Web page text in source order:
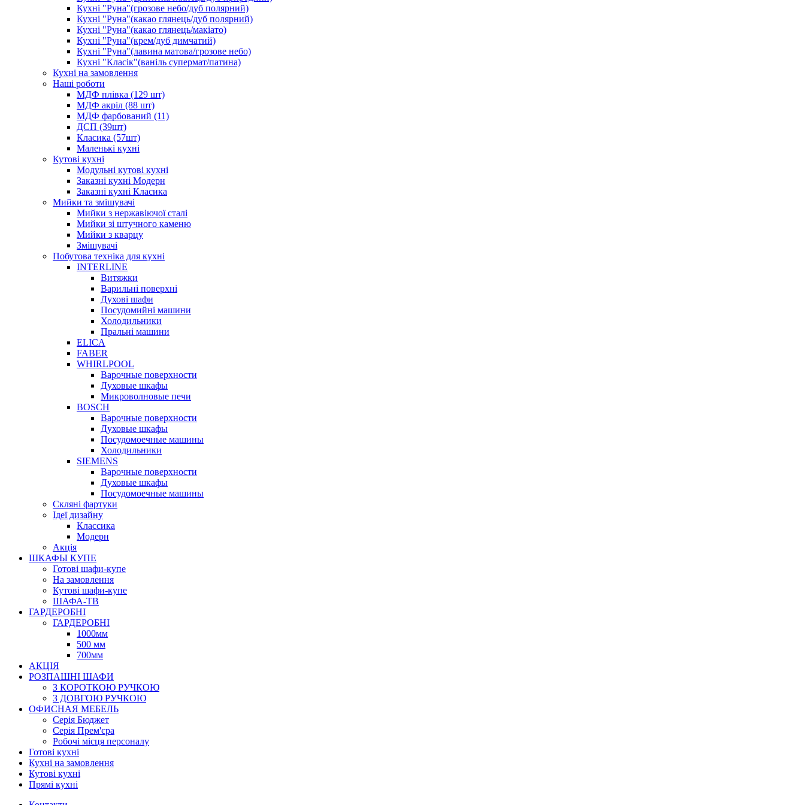
Кухні "Руна"(грозове небо/дуб полярний)
Кухні "Руна"(какао глянець/дуб полярний)
Кухні "Руна"(какао глянець/макіато)
Кухні "Руна"(крем/дуб димчатий)
Кухні "Руна"(лавина матова/грозове небо)
Кухні "Класік"(ваніль супермат/патина)
Кухні на замовлення
Наші роботи
МДФ плівка (129 шт)
МДФ акріл (88 шт)
МДФ фарбований (11)
ДСП (39шт)
Класика (57шт)
Маленькі кухні
Кутові кухні
Модульні кутові кухні
Заказні кухні Модерн
Заказні кухні Класика
Мийки та змішувачі
Мийки з нержавіючої сталі
Мийки зі штучного каменю
Мийки з кварцу
Змішувачі
Побутова техніка для кухні
INTERLINE
Витяжки
Варильні поверхні
Духові шафи
Посудомийні машини
Холодильники
Пральні машини
ELICA
FABER
WHIRLPOOL
Варочные поверхности
Духовые шкафы
Микроволновые печи
BOSCH
Варочные поверхности
Духовые шкафы
Посудомоечные машины
Холодильники
SIEMENS
Варочные поверхности
Духовые шкафы
Посудомоечные машины
Скляні фартуки
Ідеї дизайну
Класcика
Модерн
Акція
ШКАФЫ КУПЕ
Готові шафи-купе
На замовлення
Кутові шафи-купе
ШАФА-ТВ
ГАРДЕРОБНІ
ГАРДЕРОБНІ
1000мм
500 мм
700мм
АКЦІЯ
РОЗПАШНІ ШАФИ
З КОРОТКОЮ РУЧКОЮ
З ДОВГОЮ РУЧКОЮ
ОФИСНАЯ МЕБЕЛЬ
Серія Бюджет
Серія Прем'єра
Робочі місця персоналу
Готові кухні
Кухні на замовлення
Кутові кухні
Прямі кухні